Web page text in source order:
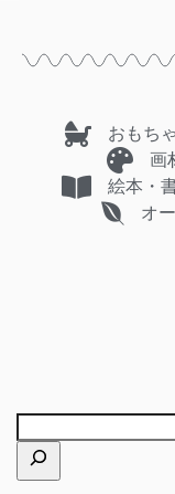
おもちゃ
画
絵本・
オ